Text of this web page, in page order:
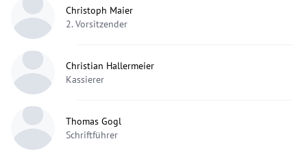
Christoph Maier
2. Vorsitzender
Christian Hallermeier
Kassierer
Thomas Gogl
Schriftführer